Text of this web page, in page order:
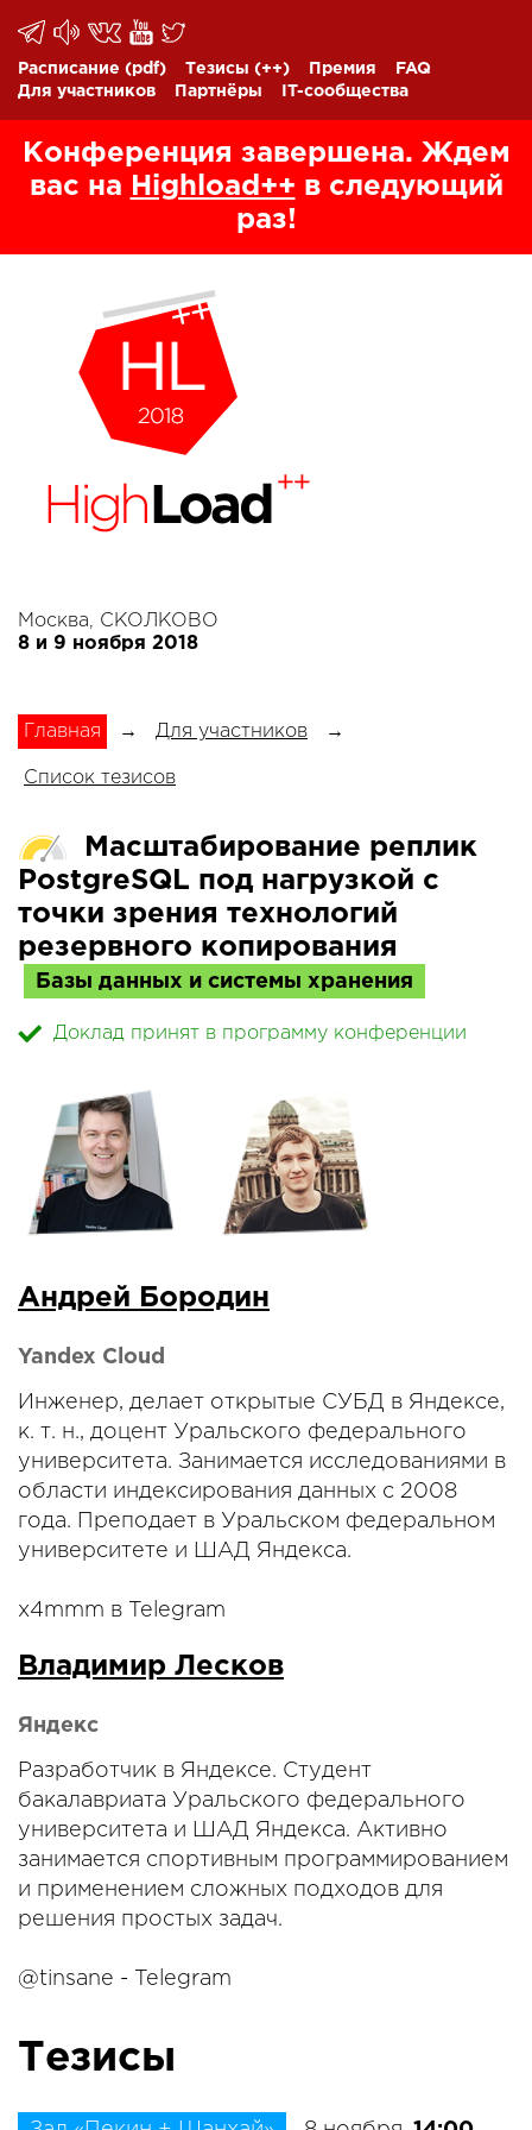
Расписание (pdf) Тезисы (++) Премия
FAQ
Для участников
Партнёры IT-сообщества
Конференция завершена. Ждем
вас на Highload++ в следующий
раз!
Москва, СКОЛКОВО
8 и 9 ноября 2018
Главная → Для участников →
Список тезисов
Масштабирование реплик
PostgreSQL под нагрузкой с
точки зрения технологий
резервного копирования
Базы данных и системы хранения
Доклад принят в программу конференции
Андрей Бородин
Yandex Cloud
Инженер, делает открытые СУБД в Яндексе,
к. т. н., доцент Уральского федерального
университета. Занимается исследованиями в
области индексирования данных с 2008
года. Преподает в Уральском федеральном
университете и ШАД Яндекса.
x4mmm в Telegram
Владимир Лесков
Яндекс
Разработчик в Яндексе. Студент
бакалавриата Уральского федерального
университета и ШАД Яндекса. Активно
занимается спортивным программированием
и применением сложных подходов для
решения простых задач.
@tinsane - Telegram
Тезисы